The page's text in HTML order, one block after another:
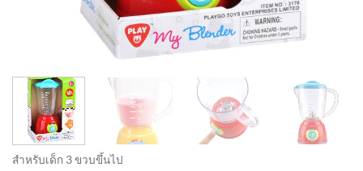
สำหรับเด็ก 3 ขวบขึ้นไป